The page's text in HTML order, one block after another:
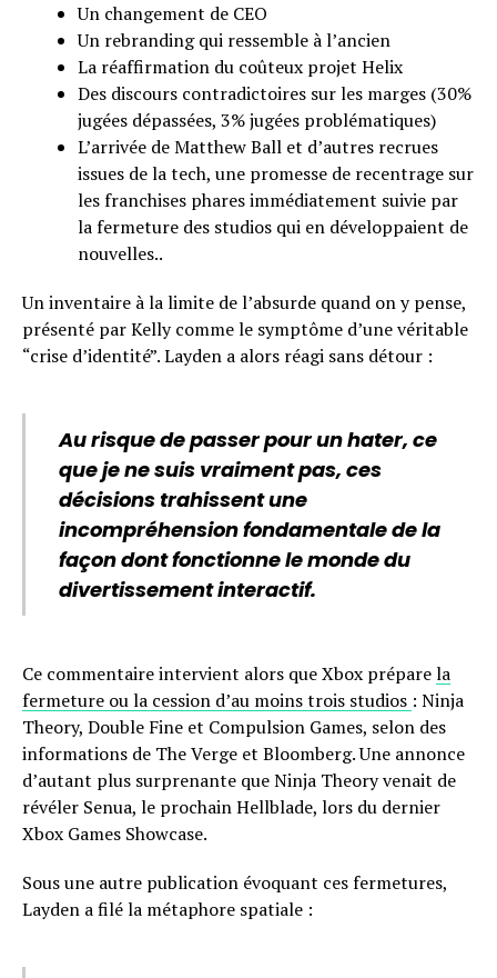
Un changement de CEO
Un rebranding qui ressemble à l’ancien
La réaffirmation du coûteux projet Helix
Des discours contradictoires sur les marges (30%
jugées dépassées, 3% jugées problématiques)
L’arrivée de Matthew Ball et d’autres recrues
issues de la tech, une promesse de recentrage sur
les franchises phares immédiatement suivie par
la fermeture des studios qui en développaient de
nouvelles..
Un inventaire à la limite de l’absurde quand on y pense,
présenté par Kelly comme le symptôme d’une véritable
“crise d’identité”. Layden a alors réagi sans détour :
Au risque de passer pour un hater, ce
que je ne suis vraiment pas, ces
décisions trahissent une
incompréhension fondamentale de la
façon dont fonctionne le monde du
divertissement interactif.
Ce commentaire intervient alors que Xbox préparela
fermeture ou la cession d’au moins trois studios : Ninja
Theory, Double Fine et Compulsion Games, selon des
informations de The Verge et Bloomberg. Une annonce
d’autant plus surprenante que Ninja Theory venait de
révéler Senua, le prochain Hellblade, lors du dernier
Xbox Games Showcase.
Sous une autre publication évoquant ces fermetures,
Layden a filé la métaphore spatiale :